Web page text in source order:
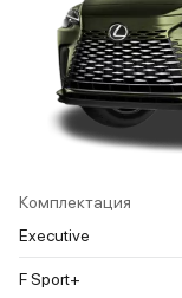
Комплектация
Executive
F Sport+